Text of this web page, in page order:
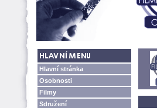
Hlavní stránka
Osobnosti
Filmy
Sdružení